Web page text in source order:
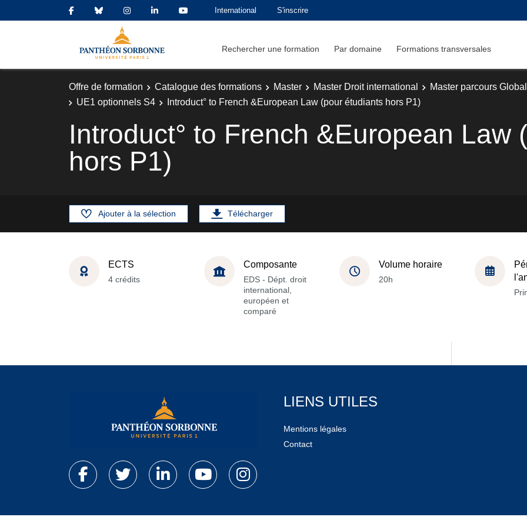
International S'inscrire
Rechercher une formation Par domaine Formations transversales
Offre de formation Catalogue des formations Master Master Droit international
Master parcours
UE1 optionnels S4
Introduct° to French &European Law (pour étudiants hors P1)
Introduct° to French &European Law
hors P1)
Ajouter à la sélection Télécharger
ECTS
4 crédits
Composante
EDS - Dépt. droit
international,
européen et
comparé
Volume horaire
20h
LIENS UTILES
Mentions légales
Contact